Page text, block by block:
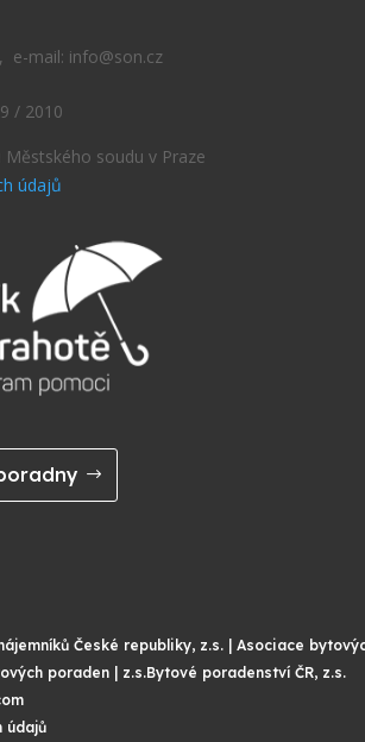
e-mail: info@son.cz
/ 2010
Městského soudu v Praze
údajů
České republiky, z.s. | Asociace
poraden | z.s.Bytové poradenství ČR, z.s.
údajů